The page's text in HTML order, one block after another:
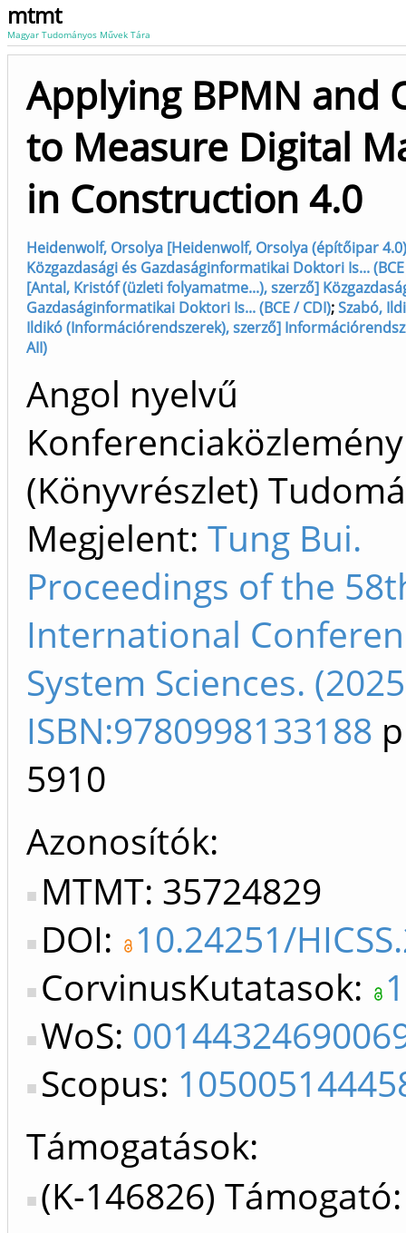
mtmt
Magyar Tudományos Művek Tára
Applying BPMN and
to Measure Digital
in Construction 4.0
Heidenwolf, Orsolya [Heidenwolf, Orsolya (építőipar
Közgazdasági és Gazdaságinformatikai Doktori Is...
[Antal, Kristóf (üzleti folyamatme...), szerző]
Gazdaságinformatikai Doktori Is... (BCE / CDI);Szabó,
Ildikó (Információrendszerek), szerző]
AII)
Angol nyelvű
Konferenciaközlemény
(Könyvrészlet)
Megjelent: Tung Bui.
Proceedings of the
International
System Sciences.
ISBN:9780998133188
5910
Azonosítók
MTMT: 35724829
DOI: 10.24251/
CorvinusKutatasok:
WoS:
Scopus:
Támogatások:
(K-146826)